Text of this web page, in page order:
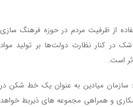
از ظرفیت مردم در حوزه فرهنگ سازی
کنار نظارت دولت‌ها بر تولید مواد
است.
سازمان میادین به عنوان یک خط شکن در
و همراهی مجموعه های ذیربط خواهد